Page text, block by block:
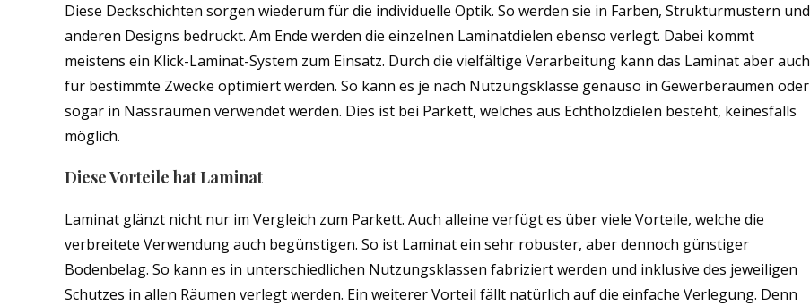
Diese Deckschichten sorgen wiederum für die individuelle Optik. So werden sie in Farben, Strukturmustern und
anderen Designs bedruckt. Am Ende werden die einzelnen Laminatdielen ebenso verlegt. Dabei kommt
meistens ein Klick-Laminat-System zum Einsatz. Durch die vielfältige Verarbeitung kann das Laminat aber auch
für bestimmte Zwecke optimiert werden. So kann es je nach Nutzungsklasse genauso in Gewerberäumen oder
sogar in Nassräumen verwendet werden. Dies ist bei Parkett, welches aus Echtholzdielen besteht, keinesfalls
möglich.
Diese Vorteile hat Laminat
Laminat glänzt nicht nur im Vergleich zum Parkett. Auch alleine verfügt es über viele Vorteile, welche die
verbreitete Verwendung auch begünstigen. So ist Laminat ein sehr robuster, aber dennoch günstiger
Bodenbelag. So kann es in unterschiedlichen Nutzungsklassen fabriziert werden und inklusive des jeweiligen
Schutzes in allen Räumen verlegt werden. Ein weiterer Vorteil fällt natürlich auf die einfache Verlegung. Denn